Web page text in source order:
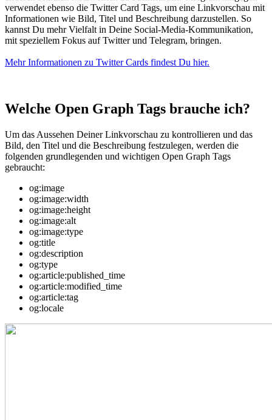
verwendet ebenso die Twitter Card Tags, um eine Linkvorschau mit
Informationen wie Bild, Titel und Beschreibung darzustellen. So
kannst Du mehr Vielfalt in Deine Social-Media-Kommunikation,
mit speziellem Fokus auf Twitter und Telegram, bringen.
Mehr Informationen zu Twitter Cards findest Du hier.
Welche Open Graph Tags brauche ich?
Um das Aussehen Deiner Linkvorschau zu kontrollieren und das
Bild, den Titel und die Beschreibung festzulegen, werden die
folgenden grundlegenden und wichtigen Open Graph Tags
gebraucht:
og:image
og:image:width
og:image:height
og:image:alt
og:image:type
og:title
og:description
og:type
og:article:published_time
og:article:modified_time
og:article:tag
og:locale